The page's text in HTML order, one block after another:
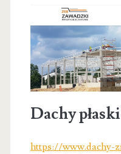
Dachy
https://www.dachy-